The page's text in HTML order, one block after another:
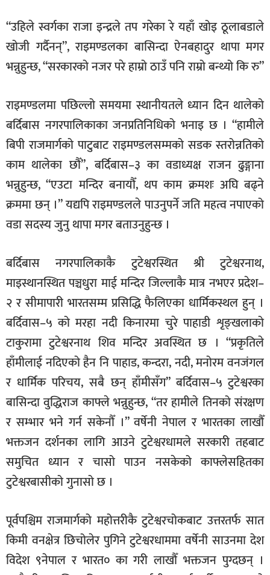
“उहिले स्वर्गका राजा इन्द्रले तप गरेका रे यहाँ खोइ ठूलाबडाले
खोजी गर्दैनन्”, राइमण्डलका बासिन्दा ऐनबहादुर थापा मगर
भन्नुहुन्छ, “सरकारको नजर परे हाम्रो ठाउँ पनि राम्रो बन्थ्यो कि रु”
राइमण्डलमा पछिल्लो समयमा स्थानीयतले ध्यान दिन थालेको
बर्दिबास नगरपालिकाका जनप्रतिनिधिको भनाइ छ । “हामीले
बिपी राजमार्गको पाटुबाट राइमण्डलसम्मको सडक स्तरोन्नतिको
काम थालेका छौँ”, बर्दिबास–३ का वडाध्यक्ष राजन ढुङ्गाना
भन्नुहुन्छ, “एउटा मन्दिर बनायौँ, थप काम क्रमशः अघि बढ्ने
क्रममा छन् ।” यद्यपि राइमण्डलले पाउनुपर्ने जति महत्व नपाएको
वडा सदस्य जुनु थापा मगर बताउनुहुन्छ ।
बर्दिबास नगरपालिकाकै टुटेश्वरस्थित श्री टुटेश्वरनाथ,
माइस्थानस्थित पञ्चधुरा माई मन्दिर जिल्लाकै मात्र नभएर प्रदेश–
२ र सीमापारी भारतसम्म प्रसिद्धि फैलिएका धार्मिकस्थल हुन् ।
बर्दिवास–५ को मरहा नदी किनारमा चुरे पाहाडी शृङ्खलाको
टाकुरामा टुटेश्वरनाथ शिव मन्दिर अवस्थित छ । “प्रकृतिले
हाँमीलाई नदिएको हैन नि पाहाड, कन्दरा, नदी, मनोरम वनजंगल
र धार्मिक परिचय, सबै छन् हाँमीसँग” बर्दिवास–५ टुटेश्वरका
बासिन्दा वुद्धिराज काफ्ले भन्नुहुन्छ, “तर हामीले तिनको संरक्षण
र सम्भार भने गर्न सकेनौँ ।” वर्षेनी नेपाल र भारतका लाखौँ
भक्तजन दर्शनका लागि आउने टुटेश्वरधामले सरकारी तहबाट
समुचित ध्यान र चासो पाउन नसकेको काफ्लेसहितका
टुटेश्वरबासीको गुनासो छ ।
पूर्वपश्चिम राजमार्गको महोत्तरीकै टुटेश्वरचोकबाट उत्तरतर्फ सात
किमी वनक्षेत्र छिचोलेर पुगिने टुटेश्वरधाममा वर्षेनी साउनमा देश
विदेश ९नेपाल र भारत० का गरी लाखौँ भक्तजन पुग्दछन् ।